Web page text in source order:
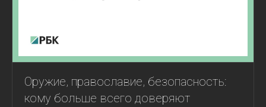
Оружие, православие, безопасность:
кому больше всего доверяют